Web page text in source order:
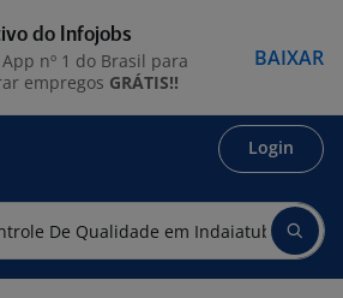
Login
do Infojobs
nº 1 do Brasil para
empregos GRÁTIS!!
BAIXAR